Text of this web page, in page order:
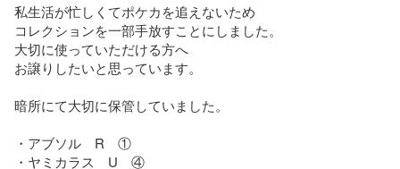
私生活が忙しくてポケカを追えないため
コレクションを一部手放すことにしました。
大切に使っていただける方へ
お譲りしたいと思っています。
暗所にて大切に保管していました。
・アブソル　R　①
・ヤミカラス　U　④